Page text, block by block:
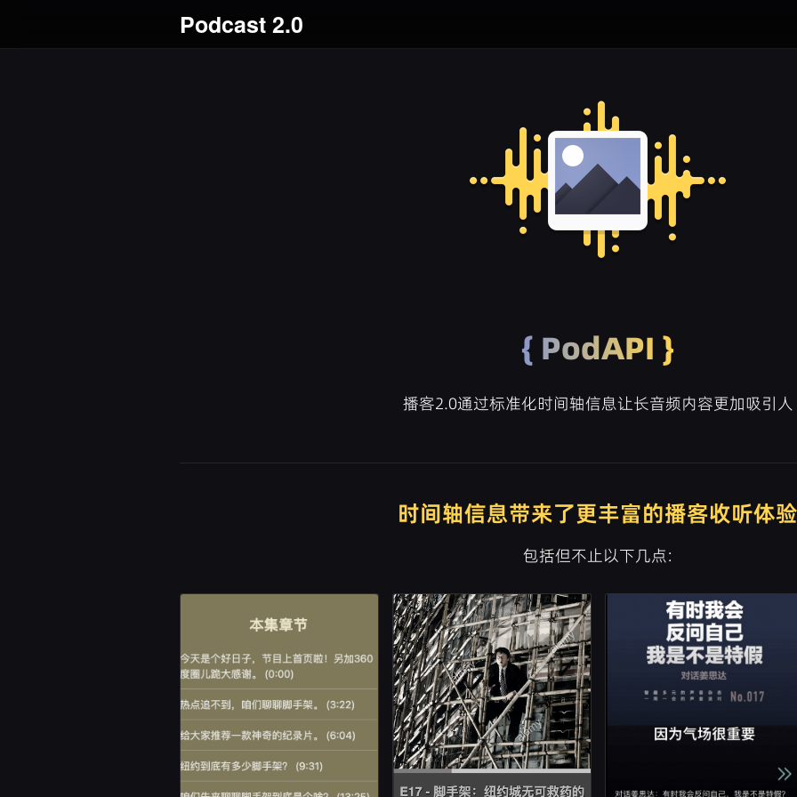
Podcast 2.0
{ PodAPI }
播客2.0通过标准化时间轴信息让长音频内容更加吸引人
时间轴信息带来了更丰富的播客收听体验
包括但不止以下几点: